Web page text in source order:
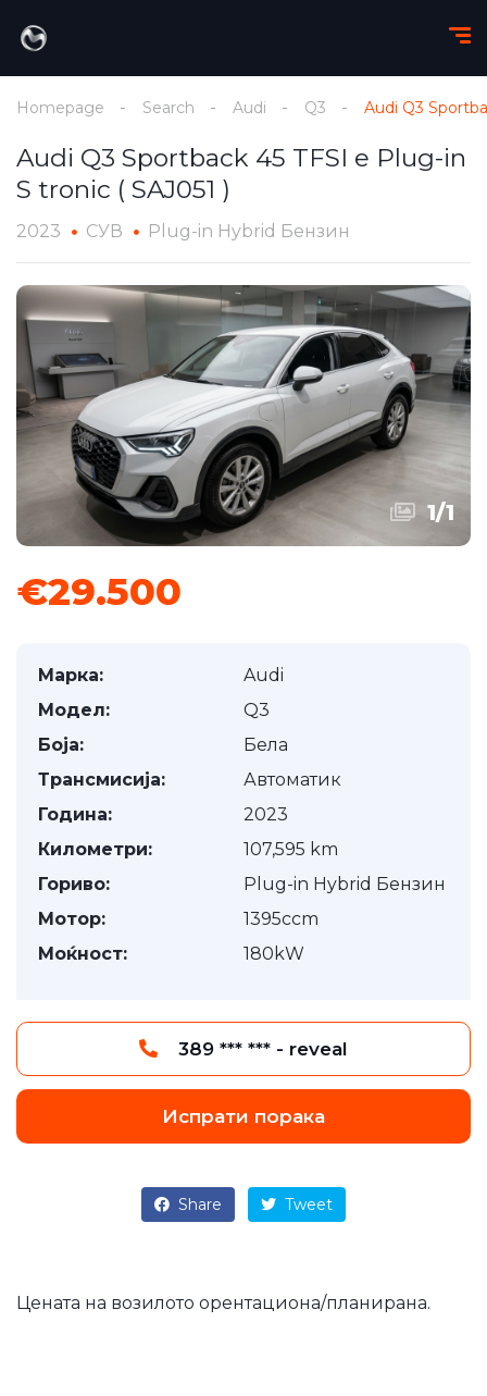
Homepage Search Audi Q3 Audi Q3
Audi Q3 Sportback 45 TFSI e Plug-in
S tronic ( SAJ051 )
2023 СУВ Plug-in Hybrid Бензин
1/1
€29.500
Марка:
Audi
Модел:
Q3
Боја:
Бела
Трансмисија:
Автоматик
Година:
2023
Километри:
107,595 km
Гориво:
Plug-in Hybrid Бензин
Мотор:
1395ccm
Моќност:
180kW
389 *** *** - reveal
Испрати порака
Share Tweet
Цената на возилото орентациона/планирана.